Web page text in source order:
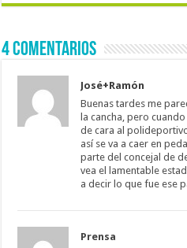
4 comentarios
José+Ramón
Buenas tardes me
la cancha, pero
de cara al
así se va a caer en
parte del concejal de
vea el lamentable
a decir lo que fue ese
Prensa